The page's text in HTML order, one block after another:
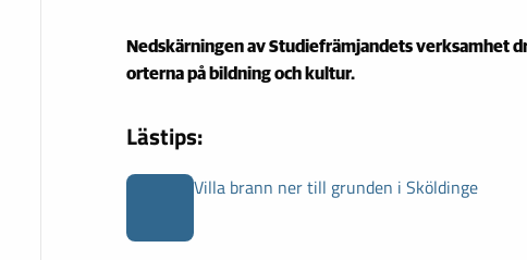
Nedskärningen av Studiefrämjandets verksamhet
orterna på bildning och kultur.
Lästips:
Villa brann ner till grunden i Sköldinge